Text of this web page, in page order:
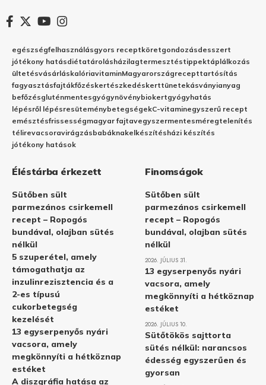
egészségfelhasználásgyors receptköretgondozásdesszert
jótékony hatásdiétatárolásházilagtermesztéstippektáplálkozás
ültetésvásárláskalóriavitaminMagyarországrecepttartósítás
fagyasztásfajtákfőzéskertészkedéskerttünetekásványianyag
befőzésgluténmentesgyógynövénybiokertgyógyhatás
lépésről lépésresüteménybetegségekC-vitaminegyszerű recept
emésztésfrissességmagyar fajtavegyszermentesméregtelenítés
télirevacsoravirágzásbabáknakelkészítésházi készítés
jótékony hatások
Éléstárba érkezett
Sütőben sült
parmezános csirkemell
recept – Ropogós
bundával, olajban sütés
nélkül
5 szuperétel, amely
támogathatja az
inzulinrezisztencia és a
2-es típusú
cukorbetegség
kezelését
13 egyserpenyős nyári
vacsora, amely
megkönnyíti a hétköznap
estéket
A diszgráfia hatása az
Finomságok
Sütőben sült
parmezános csirkemell
recept – Ropogós
bundával, olajban sütés
nélkül
2026. JÚLIUS 31.
13 egyserpenyős nyári
vacsora, amely
megkönnyíti a hétköznap
estéket
2026. JÚLIUS 10.
Sütőtökös sajttorta
sütés nélkül: narancsos
édesség egyszerűen és
gyorsan